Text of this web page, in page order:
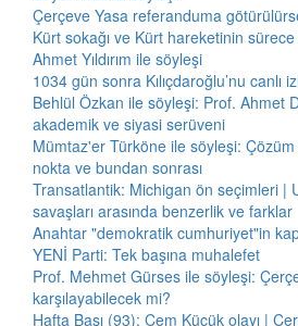
Çerçeve Yasa referanduma
Kürt sokağı ve Kürt hareketinin sürece
Ahmet Yıldırım ile söyleşi
1034 gün sonra Kılıçdaroğlu’nu canlı
Behlül Özkan ile söyleşi: Prof. Ahmet
akademik ve siyasi serüveni
Mümtaz'er Türköne ile söyleşi:
nokta ve bundan sonrası
Transatlantik: Michigan ön seçimleri |
savaşları arasında benzerlik ve farklar
Anahtar "demokratik cumhuriyet"in
YENİ Parti: Tek başına muhalefet
Prof. Mehmet Gürses ile söyleşi:
karşılayabilecek mi?
Hafta Başı (93): Cem Küçük olayı |